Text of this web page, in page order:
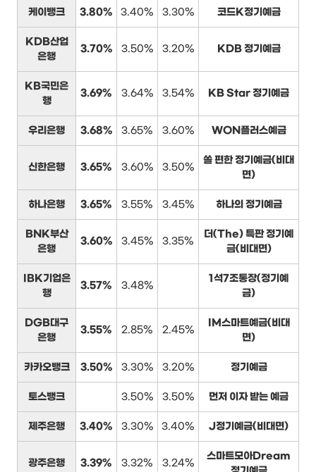
케이뱅크 3.80% 3.40% 3.30% 코드K정기예금
KDB산업
은행
3.70% 3.50% 3.20% KDB 정기예금
KB국민은
행
3.69% 3.64% 3.54% KB Star 정기예금
우리은행 3.68% 3.65% 3.60% WON플러스예금
신한은행 3.65% 3.60% 3.50%
쏠 편한 정기예금(비대
면)
하나은행 3.65% 3.55% 3.45% 하나의 정기예금
BNK부산
은행
3.60% 3.45% 3.35%
더(The) 특판 정기예
금(비대면)
IBK기업은
행
3.57% 3.48%
1석7조통장(정기예
금)
DGB대구
은행
3.55% 2.85% 2.45%
IM스마트예금(비대
면)
카카오뱅크 3.50% 3.30% 3.20% 정기예금
토스뱅크 3.50% 3.50% 먼저 이자 받는 예금
제주은행 3.40% 3.30% 3.40% J정기예금(비대면)
광주은행 3.39% 3.32% 3.24%
스마트모아Dream